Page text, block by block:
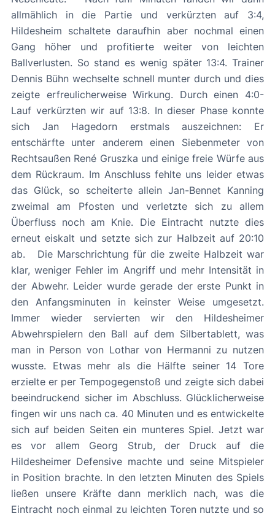
allmählich in die Partie und verkürzten auf 3:4,
Hildesheim schaltete daraufhin aber nochmal einen
Gang höher und profitierte weiter von leichten
Ballverlusten. So stand es wenig später 13:4. Trainer
Dennis Bühn wechselte schnell munter durch und dies
zeigte erfreulicherweise Wirkung. Durch einen 4:0-
Lauf verkürzten wir auf 13:8. In dieser Phase konnte
sich Jan Hagedorn erstmals auszeichnen: Er
entschärfte unter anderem einen Siebenmeter von
Rechtsaußen René Gruszka und einige freie Würfe aus
dem Rückraum. Im Anschluss fehlte uns leider etwas
das Glück, so scheiterte allein Jan-Bennet Kanning
zweimal am Pfosten und verletzte sich zu allem
Überfluss noch am Knie. Die Eintracht nutzte dies
erneut eiskalt und setzte sich zur Halbzeit auf 20:10
ab. Die Marschrichtung für die zweite Halbzeit war
klar, weniger Fehler im Angriff und mehr Intensität in
der Abwehr. Leider wurde gerade der erste Punkt in
den Anfangsminuten in keinster Weise umgesetzt.
Immer wieder servierten wir den Hildesheimer
Abwehrspielern den Ball auf dem Silbertablett, was
man in Person von Lothar von Hermanni zu nutzen
wusste. Etwas mehr als die Hälfte seiner 14 Tore
erzielte er per Tempogegenstoß und zeigte sich dabei
beeindruckend sicher im Abschluss. Glücklicherweise
fingen wir uns nach ca. 40 Minuten und es entwickelte
sich auf beiden Seiten ein munteres Spiel. Jetzt war
es vor allem Georg Strub, der Druck auf die
Hildesheimer Defensive machte und seine Mitspieler
in Position brachte. In den letzten Minuten des Spiels
ließen unsere Kräfte dann merklich nach, was die
Eintracht noch einmal zu leichten Toren nutzte und so